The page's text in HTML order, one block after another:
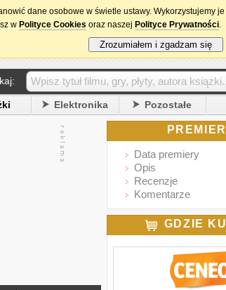
Elektronika Pozostałe
Data premiery
Opis
Recenzje
Komentarze
GDZIE
dane osobowe w świetle ustawy. Wykorzystujemy je
w Polityce Cookies oraz naszej Polityce Prywatności.
Zrozumiałem i zgadzam się